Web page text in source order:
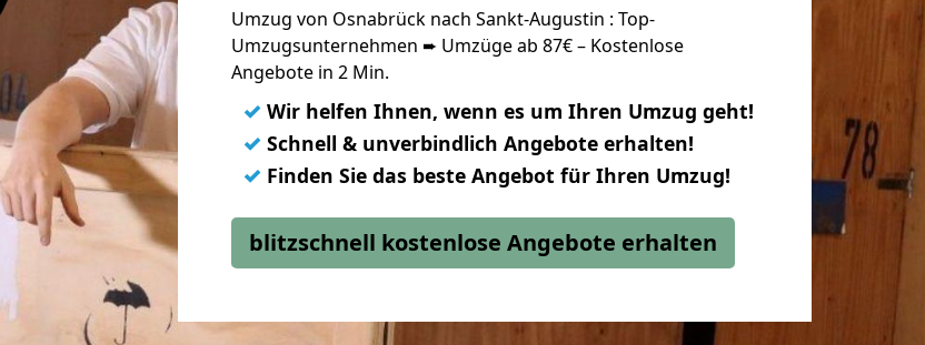
Umzug von Osnabrück nach Sankt-Augustin : Top-
Umzugsunternehmen ➨ Umzüge ab 87€ – Kostenlose
Angebote in 2 Min.
✓ Wir helfen Ihnen, wenn es um Ihren Umzug geht!
✓ Schnell & unverbindlich Angebote erhalten!
✓ Finden Sie das beste Angebot für Ihren Umzug!
blitzschnell kostenlose Angebote erhalten